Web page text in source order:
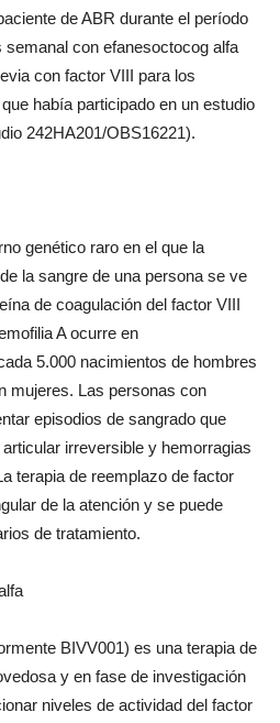
de ABR durante el período
semanal con efanesoctocog alfa
con factor VIII para los
había participado en un estudio
242HA201/OBS16221).
genético raro en el que la
la sangre de una persona se ve
de coagulación del factor VIII
A ocurre en
5.000 nacimientos de hombres
mujeres. Las personas con
episodios de sangrado que
irreversible y hemorragias
terapia de reemplazo de factor
de la atención y se puede
de tratamiento.
BIVV001) es una terapia de
y en fase de investigación
niveles de actividad del factor